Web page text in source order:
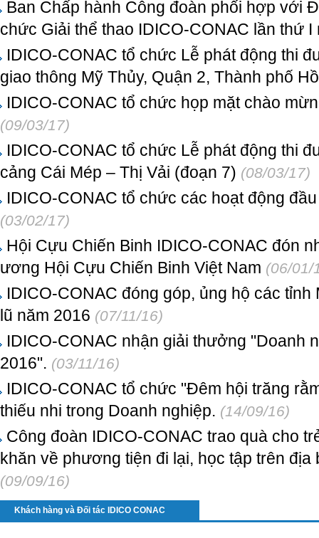
Ban Chấp hành Công đoàn phối hợp với
chức Giải thể thao IDICO-CONAC lần thứ I
IDICO-CONAC tổ chức Lễ phát động thi
giao thông Mỹ Thủy, Quận 2, Thành phố
IDICO-CONAC tổ chức họp mặt chào
(09/03/17)
IDICO-CONAC tổ chức Lễ phát động thi
cảng Cái Mép – Thị Vải (đoạn 7) (08/03/17)
IDICO-CONAC tổ chức các hoạt động
(03/02/17)
Hội Cựu Chiến Binh IDICO-CONAC đón
ương Hội Cựu Chiến Binh Việt Nam (06/01/
IDICO-CONAC đóng góp, ủng hộ các
lũ năm 2016 (07/11/16)
IDICO-CONAC nhận giải thưởng "Doanh
2016". (03/11/16)
IDICO-CONAC tổ chức "Đêm hội trăng
thiếu nhi trong Doanh nghiệp. (14/09/16)
Công đoàn IDICO-CONAC trao quà cho
khăn về phương tiện đi lại, học tập trên địa
(09/09/16)
Khách hàng và Đối tác IDICO CONAC